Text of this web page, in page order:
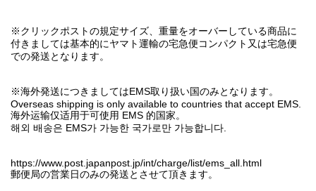
※クリックポストの規定サイズ、重量をオーバーしている商品に
付きましては基本的にヤマト運輸の宅急便コンパクト又は宅急便
での発送となります。
※海外発送につきましてはEMS取り扱い国のみとなります。
Overseas shipping is only available to countries that accept EMS.
海外运输仅适用于可使用 EMS 的国家。
해외 배송은 EMS가 가능한 국가로만 가능합니다.
https://www.post.japanpost.jp/int/charge/list/ems_all.html
郵便局の営業日のみの発送とさせて頂きます。